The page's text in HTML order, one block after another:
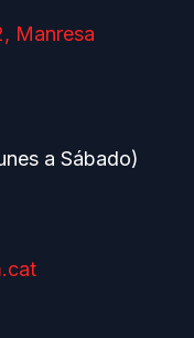
Manresa
a Sábado)